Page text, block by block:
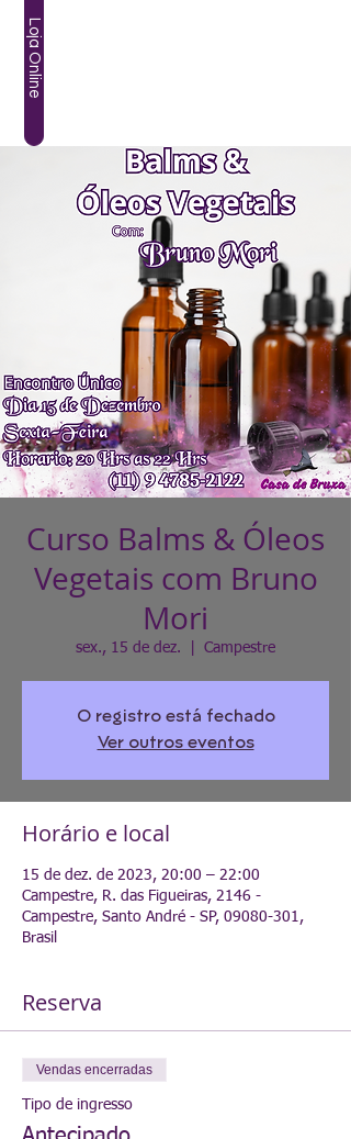
Loja Online
Curso Balms & Óleos
Vegetais com Bruno
Mori
sex., 15 de dez. Campestre
O registro está fechado
Ver outros eventos
Horário e local
15 de dez. de 2023, 20:00 – 22:00
Campestre, R. das Figueiras, 2146 -
Campestre, Santo André - SP, 09080-301,
Brasil
Reserva
Vendas encerradas
Tipo de ingresso